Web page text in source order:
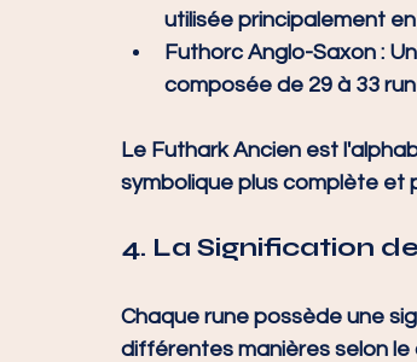
utilisée principalement
Futhorc Anglo-Saxon :
composée de 29 à 33
Le Futhark Ancien est
symbolique plus complète et
4. La Signification
Chaque rune possède une
différentes manières selon le